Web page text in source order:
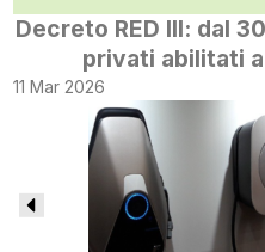
Decreto RED III: dal
privati abilitati
11 Mar 2026